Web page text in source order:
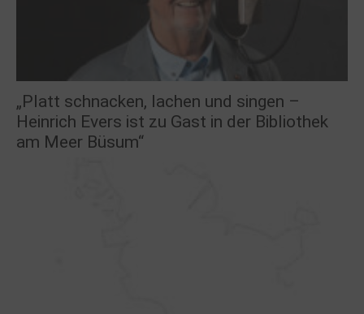
„Platt schnacken, lachen und singen –
Heinrich Evers ist zu Gast in der Bibliothek
am Meer Büsum“